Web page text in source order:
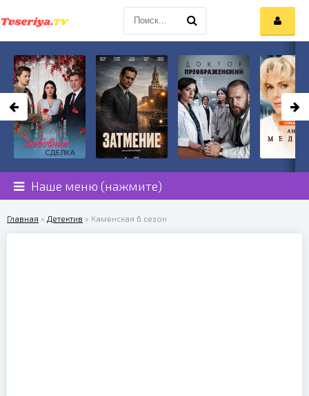
Наше меню (нажмите)
Главная » Детектив » Каменская 6 сезон